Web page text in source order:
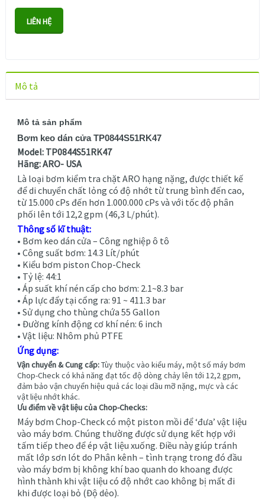
LIÊN HỆ
Mô tả
Mô tả sản phẩm
Bơm keo dán cửa TP0844S51RK47
Model: TP0844S51RK47
Hãng: ARO- USA
Là loại bơm kiểm tra chặt ARO hạng nặng, được thiết kế
để di chuyển chất lỏng có độ nhớt từ trung bình đến cao,
từ 15.000 cPs đến hơn 1.000.000 cPs và với tốc độ phân
phối lên tới 12,2 gpm (46,3 L/phút).
Thông số kĩ thuật:
• Bơm keo dán cửa – Công nghiệp ô tô
• Công suất bơm: 14.3 Lít/phút
• Kiểu bơm piston Chop-Check
• Tỷ lệ: 44:1
• Áp suất khí nén cấp cho bơm: 2.1~8.3 bar
• Áp lực đẩy tại cổng ra: 91 ~ 411.3 bar
• Sử dụng cho thùng chứa 55 Gallon
• Đường kính động cơ khí nén: 6 inch
• Vật liệu: Nhôm phủ PTFE
Ứng dụng:
Vận chuyển & Cung cấp:Tùy thuộc vào kiểu máy, một số máy bơm
Chop-Check có khả năng đạt tốc độ dòng chảy lên tới 12,2 gpm,
đảm bảo vận chuyển hiệu quả các loại dầu mỡ nặng, mực và các
vật liệu nhớt khác.
Ưu điểm về vật liệu của Chop-Checks:
Máy bơm Chop-Check có một piston mồi để ‘đưa’ vật liệu
vào máy bơm. Chúng thường được sử dụng kết hợp với
tấm tiếp theo để ép vật liệu xuống. Điều này giúp tránh
mất lớp sơn lót do Phân kênh – tình trạng trong đó đầu
vào máy bơm bị không khí bao quanh do khoang được
hình thành khi vật liệu có độ nhớt cao không bị mất đi
khi được loại bỏ (Độ dẻo).